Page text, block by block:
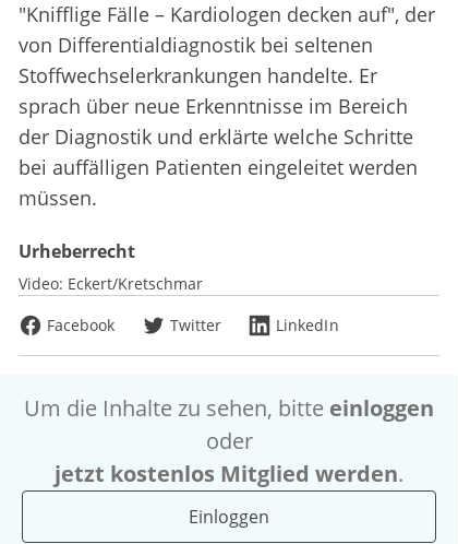
"Knifflige Fälle – Kardiologen decken auf", der
von Differentialdiagnostik bei seltenen
Stoffwechselerkrankungen handelte. Er
sprach über neue Erkenntnisse im Bereich
der Diagnostik und erklärte welche Schritte
bei auffälligen Patienten eingeleitet werden
müssen.
Urheberrecht
Video: Eckert/Kretschmar
Facebook
Twitter LinkedIn
Um die Inhalte zu sehen, bitte einloggen
oder
jetzt kostenlos Mitglied werden.
Einloggen